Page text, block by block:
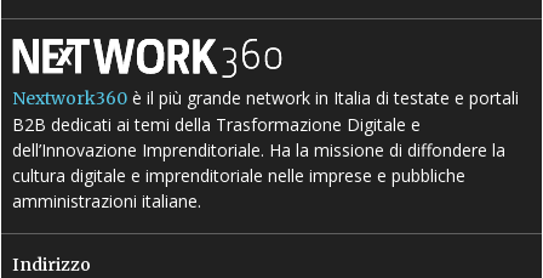
Nextwork360 è il più grande network in Italia di testate e portali
B2B dedicati ai temi della Trasformazione Digitale e
dell’Innovazione Imprenditoriale. Ha la missione di diffondere la
cultura digitale e imprenditoriale nelle imprese e pubbliche
amministrazioni italiane.
Indirizzo